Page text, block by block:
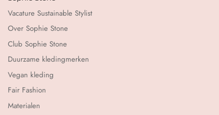
Vacature Sustainable Stylist
Over Sophie Stone
Club Sophie Stone
Duurzame kledingmerken
Vegan kleding
Fair Fashion
Materialen